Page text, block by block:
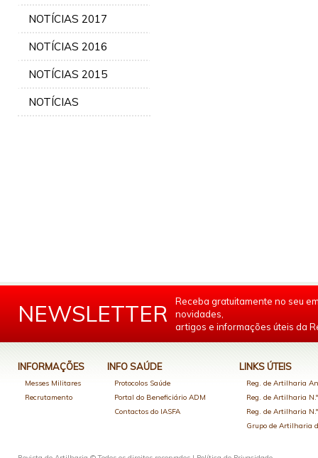
NOTÍCIAS 2017
NOTÍCIAS 2016
NOTÍCIAS 2015
NOTÍCIAS
NEWSLETTER
Receba gratuitamente no seu
novidades,
artigos e informações úteis da
INFORMAÇÕES
Messes Militares
Recrutamento
INFO SAÚDE
Protocolos Saúde
Portal do Beneficiário ADM
Contactos do IASFA
LINKS ÚTEIS
Reg. de Artilharia
Reg. de Artilharia
Reg. de Artilharia
Grupo de Artilharia